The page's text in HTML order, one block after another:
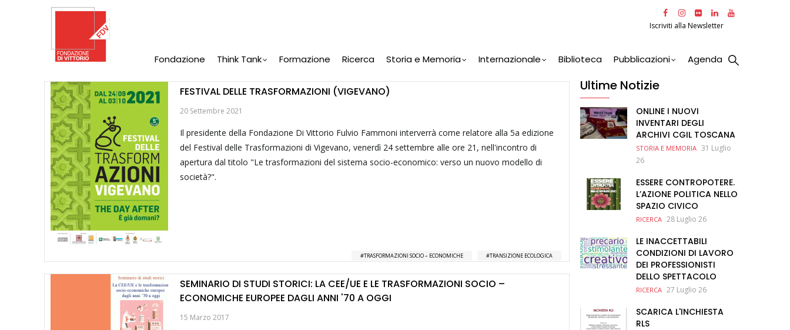
Iscriviti alla Newsletter
Navigation
Fondazione Think Tank Formazione Ricerca Storia e Memoria Internazionale Biblioteca Pubblicazioni Agenda
FESTIVAL DELLE TRASFORMAZIONI (VIGEVANO)
20 Settembre 2021
Il presidente della Fondazione Di Vittorio Fulvio Fammoni interverrà come relatore alla 5a edizione
del Festival delle Trasformazioni di Vigevano, venerdì 24 settembre alle ore 21, nell'incontro di
apertura dal titolo "Le trasformazioni del sistema socio-economico: verso un nuovo modello di
società?".
TRASFORMAZIONI SOCIO – ECONOMICHE TRANSIZIONE ECOLOGICA
SEMINARIO DI STUDI STORICI: LA CEE/UE E LE TRASFORMAZIONI SOCIO –
ECONOMICHE EUROPEE DAGLI ANNI '70 A OGGI
15 Marzo 2017
Ultime Notizie
ONLINE I NUOVI
INVENTARI DEGLI
ARCHIVI CGIL TOSCANA
STORIA E MEMORIA 31 Luglio
26
ESSERE CONTROPOTERE.
L’AZIONE POLITICA NELLO
SPAZIO CIVICO
RICERCA 28 Luglio 26
LE INACCETTABILI
CONDIZIONI DI LAVORO
DEI PROFESSIONISTI
DELLO SPETTACOLO
RICERCA 27 Luglio 26
SCARICA L'INCHIESTA
RLS